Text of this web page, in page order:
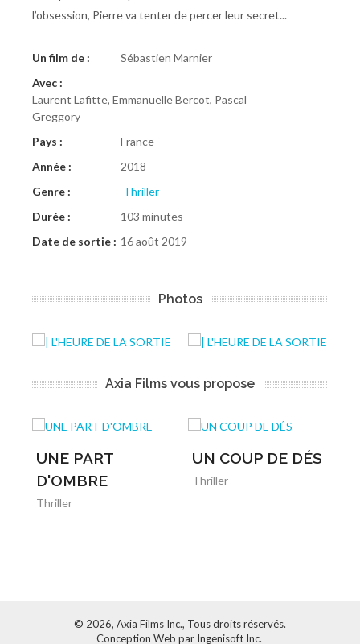
l’obsession, Pierre va tenter de percer leur secret...
Un film de :
Sébastien Marnier
Avec :
Laurent Lafitte, Emmanuelle Bercot, Pascal
Greggory
Pays :
France
Année :
2018
Genre :
Thriller
Durée :
103 minutes
Date de sortie : 16 août 2019
Photos
Axia Films vous propose
UNE PART
D'OMBRE
Thriller
UN COUP DE DÉS
Thriller
© 2026, Axia Films Inc., Tous droits réservés.
Conception Web par Ingenisoft Inc.